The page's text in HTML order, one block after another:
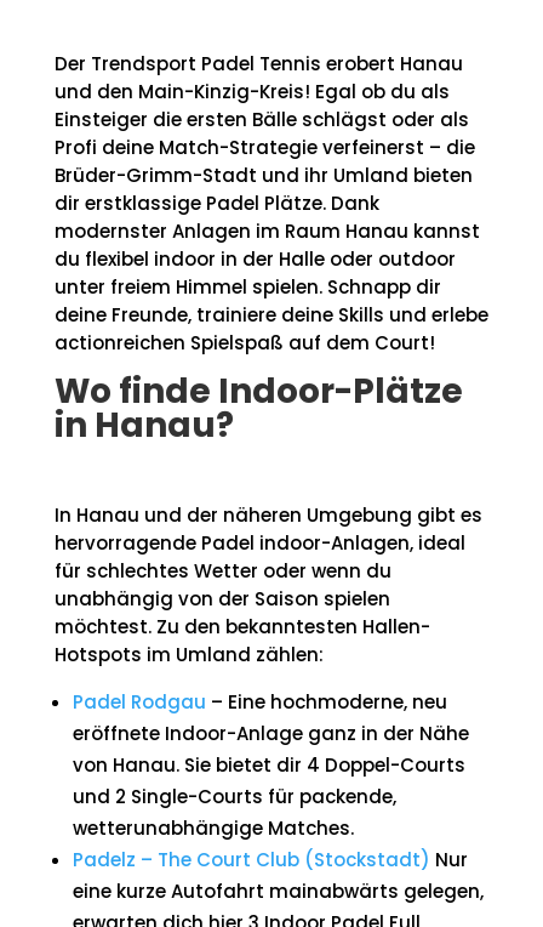
Der Trendsport Padel Tennis erobert Hanau
und den Main-Kinzig-Kreis! Egal ob du als
Einsteiger die ersten Bälle schlägst oder als
Profi deine Match-Strategie verfeinerst – die
Brüder-Grimm-Stadt und ihr Umland bieten
dir erstklassige Padel Plätze. Dank
modernster Anlagen im Raum Hanau kannst
du flexibel indoor in der Halle oder outdoor
unter freiem Himmel spielen. Schnapp dir
deine Freunde, trainiere deine Skills und erlebe
actionreichen Spielspaß auf dem Court!
Wo finde Indoor-Plätze
in Hanau?
In Hanau und der näheren Umgebung gibt es
hervorragende Padel indoor-Anlagen, ideal
für schlechtes Wetter oder wenn du
unabhängig von der Saison spielen
möchtest. Zu den bekanntesten Hallen-
Hotspots im Umland zählen:
Padel Rodgau – Eine hochmoderne, neu
eröffnete Indoor-Anlage ganz in der Nähe
von Hanau. Sie bietet dir 4 Doppel-Courts
und 2 Single-Courts für packende,
wetterunabhängige Matches.
Padelz – The Court Club (Stockstadt) Nur
eine kurze Autofahrt mainabwärts gelegen,